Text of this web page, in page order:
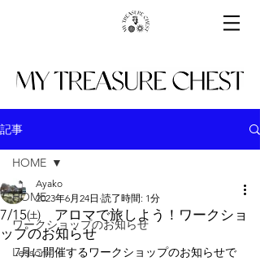
記事
HOME
ワークショップのお知らせ
Lesson
HOME
7/15㈯ アロマで旅しよう！ワークショ
ップのお知らせ
Ayako
2023年6月24日 読了時間: 1分
7月に開催するワークショップのお知らせで